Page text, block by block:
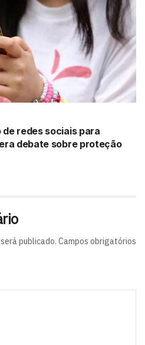
Mega Boom
à prova d’água e bluetooth,
de presente. É só ligar,
a UE Mega Boom tocar
bom som. Além disso, a
um app que possibilita parear
ainda mais animação
redes sociais para
debate sobre proteção
publicado. Campos obrigatórios